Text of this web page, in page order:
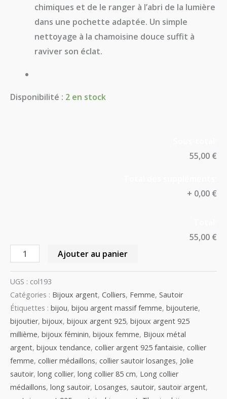
chimiques et de le ranger à l’abri de la lumière
dans une pochette adaptée. Un simple
nettoyage à la chamoisine douce suffit à
raviver son éclat.
Disponibilité : 2 en stock
55,00 €
+ 0,00 €
55,00 €
Ajouter au panier
UGS : col193
Catégories : Bijoux argent, Colliers, Femme, Sautoir
Étiquettes : bijou, bijou argent massif femme, bijouterie,
bijoutier, bijoux, bijoux argent 925, bijoux argent 925
millième, bijoux féminin, bijoux femme, Bijoux métal
argent, bijoux tendance, collier argent 925 fantaisie, collier
femme, collier médaillons, collier sautoir losanges, Jolie
sautoir, long collier, long collier 85 cm, Long collier
médaillons, long sautoir, Losanges, sautoir, sautoir argent,